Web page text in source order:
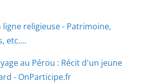
ligne religieuse - Patrimoine,
etc....
au Pérou : Récit d'un jeune
- OnParticipe.fr